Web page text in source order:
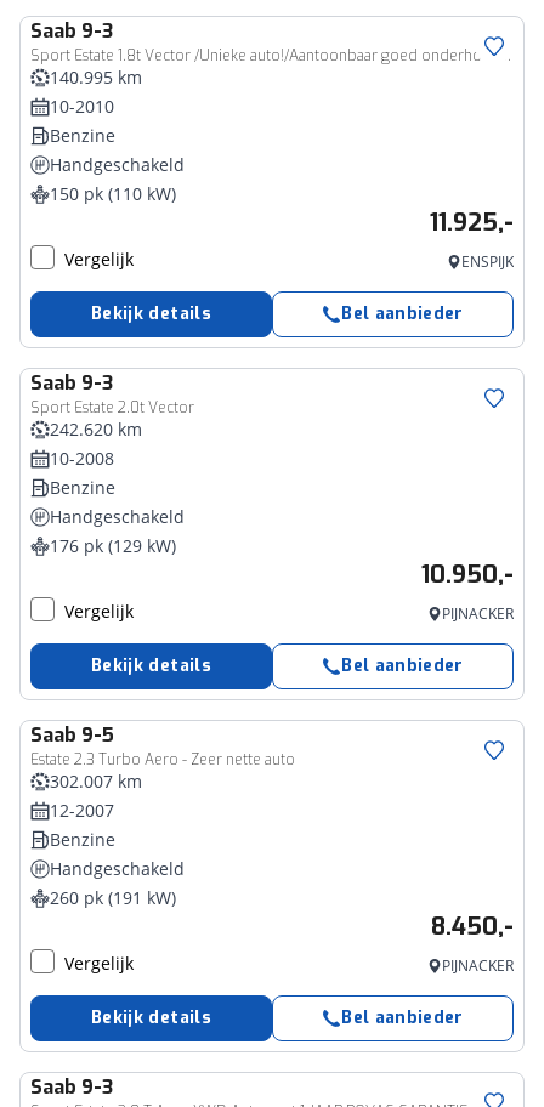
Saab 9-3
Sport Estate 1.8t Vector /Unieke auto!/Aantoonbaar goed onderhouden!/Lage KM!
140.995 km
10-2010
Benzine
Handgeschakeld
150 pk (110 kW)
11.925,-
Vergelijk ENSPIJK
Bekijk details Bel aanbieder
Saab 9-3
Sport Estate 2.0t Vector
242.620 km
10-2008
Benzine
Handgeschakeld
176 pk (129 kW)
10.950,-
Vergelijk PIJNACKER
Bekijk details Bel aanbieder
Saab 9-5
Estate 2.3 Turbo Aero - Zeer nette auto
302.007 km
12-2007
Benzine
Handgeschakeld
260 pk (191 kW)
8.450,-
Vergelijk PIJNACKER
Bekijk details Bel aanbieder
Saab 9-3